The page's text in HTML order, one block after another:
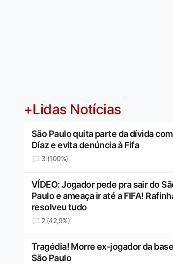
+Lidas Notícias
São Paulo quita parte da dívida
Díaz e evita denúncia à Fifa
3 (100%)
VÍDEO: Jogador pede pra sair do
Paulo e ameaça ir até a FIFA!
resolveu tudo
2 (42,9%)
Tragédia! Morre ex-jogador da
São Paulo